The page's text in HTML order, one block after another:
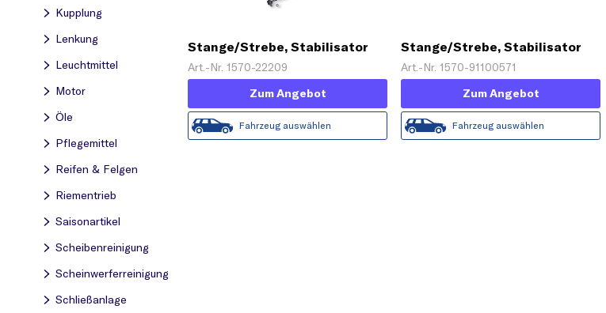
Kupplung
Lenkung
Leuchtmittel
Motor
Öle
Pflegemittel
Reifen & Felgen
Riementrieb
Saisonartikel
Scheibenreinigung
Scheinwerferreinigung
Schließanlage
Stange/Strebe, Stabilisator
'PROKIT'
Art.-Nr. 1570-22209
Zum Angebot
Fahrzeug auswählen
Stange/Strebe, Stabilisator
'HD QUALITY'
Art.-Nr. 1570-91100571
Zum Angebot
Fahrzeug auswählen